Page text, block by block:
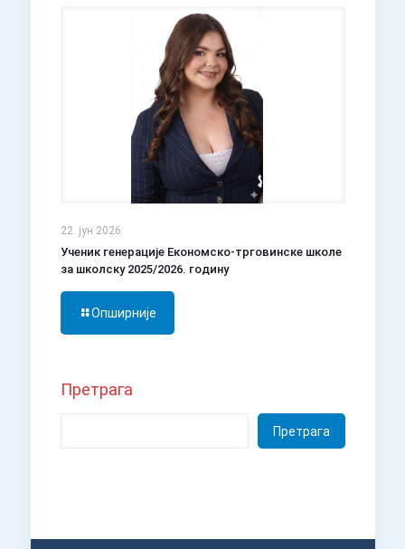
22. јун 2026.
Ученик генерације Економско-трговинске школе
за школску 2025/2026. годину
Опширније
Претрага
Претрага